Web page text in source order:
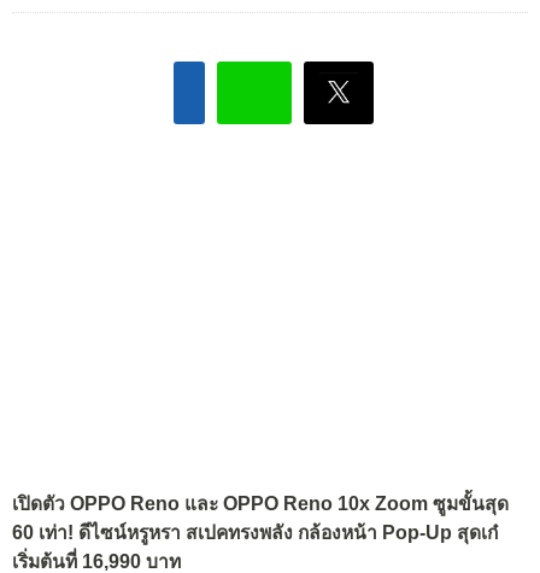
เปิดตัว OPPO Reno และ OPPO Reno 10x Zoom ซูมขั้นสุด
60 เท่า! ดีไซน์หรูหรา สเปคทรงพลัง กล้องหน้า Pop-Up สุดเก๋
เริ่มต้นที่ 16,990 บาท